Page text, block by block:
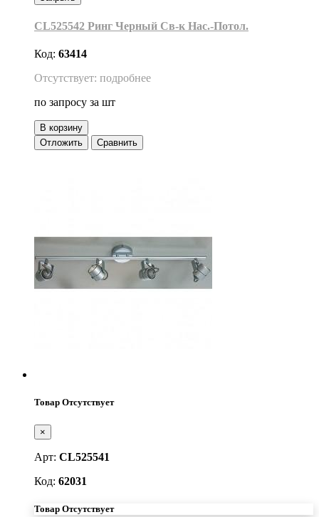
CL525542 Ринг Черный Св-к Нас.-Потол.
Код: 63414
Отсутствует: подробнее
по запросу за шт
В корзину
Отложить
Сравнить
Товар Отсутствует
×
Арт: CL525541
Код: 62031
Товар Отсутствует